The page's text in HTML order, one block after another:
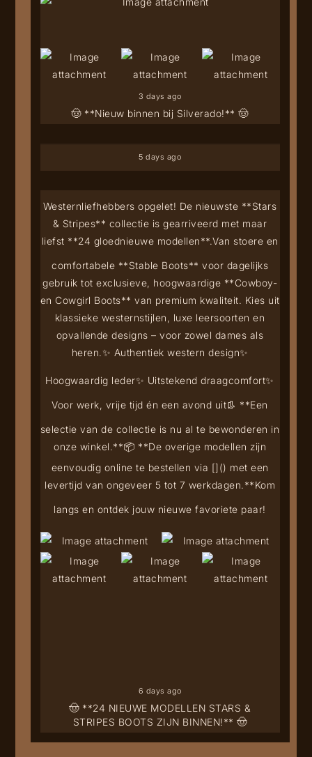
🤠 **Nieuw binnen bij Silverado!** 🤠
3 days ago
5 days ago
🤠 **24 NIEUWE MODELLEN STARS &
STRIPES BOOTS ZIJN BINNEN!** 🤠
Westernliefhebbers opgelet! De nieuwste **Stars
& Stripes** collectie is gearriveerd met maar
liefst **24 gloednieuwe modellen**.Van stoere en
comfortabele **Stable Boots** voor dagelijks
gebruik tot exclusieve, hoogwaardige **Cowboy-
en Cowgirl Boots** van premium kwaliteit. Kies uit
klassieke westernstijlen, luxe leersoorten en
opvallende designs – voor zowel dames als
heren.✨ Authentiek western design✨
Hoogwaardig leder✨ Uitstekend draagcomfort✨
Voor werk, vrije tijd én een avond uit👢 **Een
selectie van de collectie is nu al te bewonderen in
onze winkel.**📦 **De overige modellen zijn
eenvoudig online te bestellen via []() met een
levertijd van ongeveer 5 tot 7 werkdagen.**Kom
langs en ontdek jouw nieuwe favoriete paar!
6 days ago